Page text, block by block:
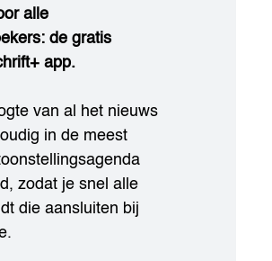
alle
de gratis
app.
van al het nieuws
in de meest
zodat je snel alle
die aansluiten bij